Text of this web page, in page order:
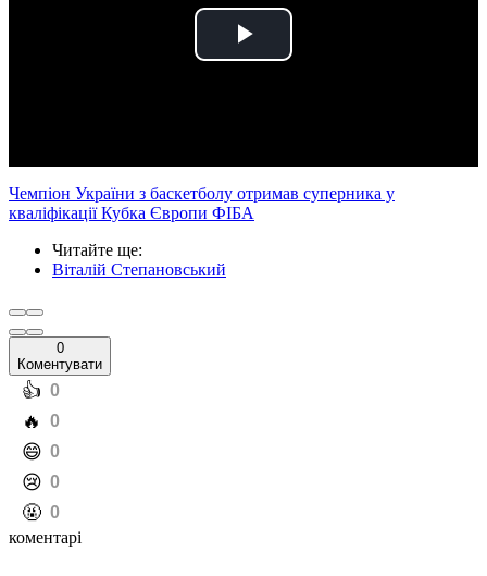
Play
Чемпіон України з баскетболу отримав суперника у
кваліфікації Кубка Європи ФІБА
Читайте ще:
Віталій Степановський
0
Коментувати
️👍 0
️🔥 0
️😄 0
️😢 0
️🤬 0
коментарі